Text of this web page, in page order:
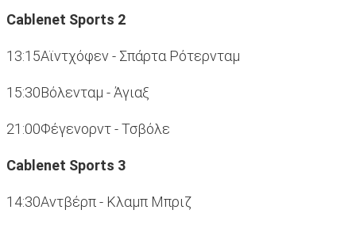
Cablenet Sports 2
13:15Αϊντχόφεν - Σπάρτα Ρότερνταμ
15:30Βόλενταμ - Άγιαξ
21:00Φέγενορντ - Τσβόλε
Cablenet Sports 3
14:30Αντβέρπ - Κλαμπ Μπριζ